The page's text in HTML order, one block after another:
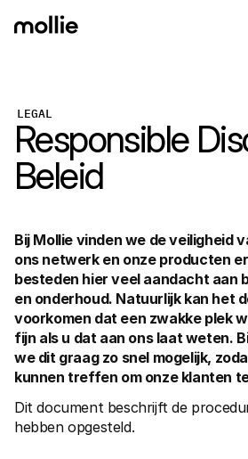
LEGAL
Responsible
Beleid
Bij Mollie vinden we de veiligheid
ons netwerk en onze producten
besteden hier veel aandacht aan
en onderhoud. Natuurlijk kan het
voorkomen dat een zwakke plek
fijn als u dat aan ons laat weten.
we dit graag zo snel mogelijk,
kunnen treffen om onze klanten
Dit document beschrijft de
hebben opgesteld.
Tap to Pay
Accepteer
Meer weten
Partners
Voor agencies
Maak kennis met het Agency-